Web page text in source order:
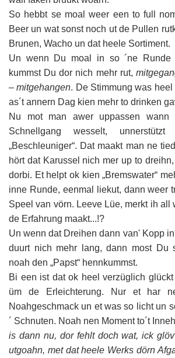
So hebbt se moal weer een to full
Beer un wat sonst noch ut de Pullen
Brunen, Wacho un dat heele Sortiment.
Un wenn Du moal in so ´ne
kummst Du dor nich mehr rut,
– mitgehangen. De Stimmung was
as´t annern Dag kien mehr to drinken
Nu mot man awer uppassen wann
Schnellgang wesselt,
„Beschleuniger“. Dat maakt man ne
hört dat Karussel nich mer up to
dorbi. Et helpt ok kien „Bremswater“
inne Runde, eenmal liekut, dann weer
Speel van vörn. Leeve Lüe, merkt ih all
de Erfahrung maakt...!?
Un wenn dat Dreihen dann van' Kopp
duurt nich mehr lang, dann most Du
noah den „Papst“ hennkummst.
Bi een ist dat ok heel verzüglich
üm de Erleichterung. Nur et har
Noahgeschmack un et was so licht un
´ Schnuten. Noah nen Moment to´t
is dann nu, dor fehlt doch wat, ick
utgoahn, met dat heele Werks dörn